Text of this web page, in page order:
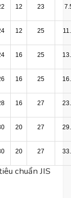
12 23
12 25
16 25
16 25
16 27
20 27
20 27
chuẩn JIS